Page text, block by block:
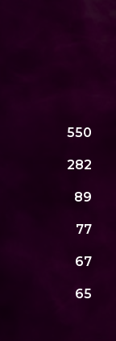
550
282
89
77
67
65